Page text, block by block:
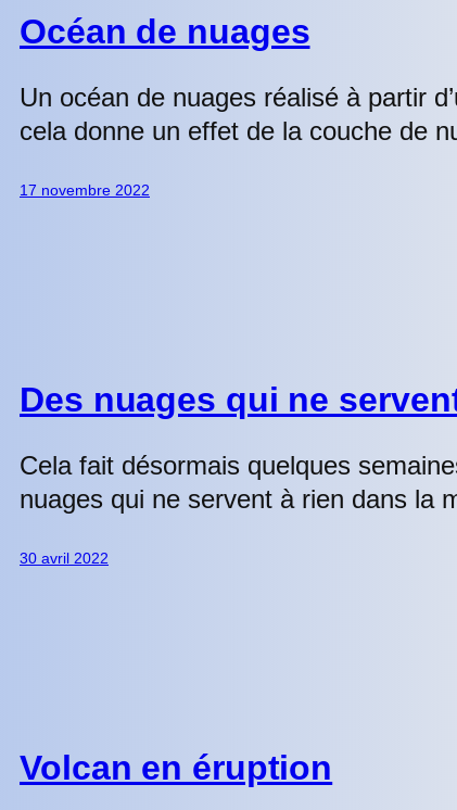
Océan de nuages
Un océan de nuages réalisé à partir
cela donne un effet de la couche de
17 novembre 2022
Des nuages qui ne
Cela fait désormais quelques
nuages qui ne servent à rien dans la
30 avril 2022
Volcan en éruption